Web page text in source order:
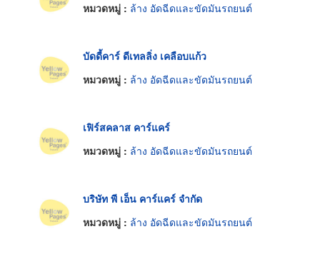
หมวดหมู่ : ล้าง อัดฉีดและขัดมันรถยนต์
บัดดี้คาร์ ดีเทลลิ่ง เคลือบแก้ว
หมวดหมู่ : ล้าง อัดฉีดและขัดมันรถยนต์
เฟิร์สคลาส คาร์แคร์
หมวดหมู่ : ล้าง อัดฉีดและขัดมันรถยนต์
บริษัท พี เอ็น คาร์แคร์ จำกัด
หมวดหมู่ : ล้าง อัดฉีดและขัดมันรถยนต์